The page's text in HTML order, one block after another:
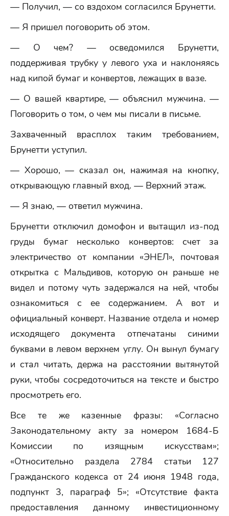
— Получил, — со вздохом согласился Брунетти.
— Я пришел поговорить об этом.
— О чем? — осведомился Брунетти,
поддерживая трубку у левого уха и наклоняясь
над кипой бумаг и конвертов, лежащих в вазе.
— О вашей квартире, — объяснил мужчина. —
Поговорить о том, о чем мы писали в письме.
Захваченный врасплох таким требованием,
Брунетти уступил.
— Хорошо, — сказал он, нажимая на кнопку,
открывающую главный вход. — Верхний этаж.
— Я знаю, — ответил мужчина.
Брунетти отключил домофон и вытащил из-под
груды бумаг несколько конвертов: счет за
электричество от компании «ЭНЕЛ», почтовая
открытка с Мальдивов, которую он раньше не
видел и потому чуть задержался на ней, чтобы
ознакомиться с ее содержанием. А вот и
официальный конверт. Название отдела и номер
исходящего документа отпечатаны синими
буквами в левом верхнем углу. Он вынул бумагу
и стал читать, держа на расстоянии вытянутой
руки, чтобы сосредоточиться на тексте и быстро
просмотреть его.
Все те же казенные фразы: «Согласно
Законодательному акту за номером 1684-Б
Комиссии по изящным искусствам»;
«Относительно раздела 2784 статьи 127
Гражданского кодекса от 24 июня 1948 года,
подпункт 3, параграф 5»; «Отсутствие факта
предоставления данному инвестиционному